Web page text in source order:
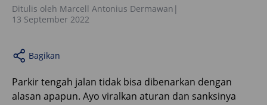
Ditulis oleh Marcell Antonius Dermawan |
13 September 2022
Bagikan
Parkir tengah jalan tidak bisa dibenarkan dengan
alasan apapun. Ayo viralkan aturan dan sanksinya